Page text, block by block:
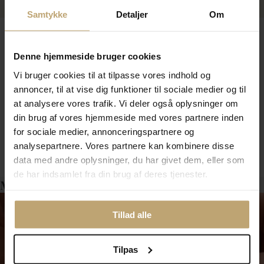
Samtykke Detaljer Om
Denne hjemmeside bruger cookies
Vi bruger cookies til at tilpasse vores indhold og
annoncer, til at vise dig funktioner til sociale medier og til
at analysere vores trafik. Vi deler også oplysninger om
din brug af vores hjemmeside med vores partnere inden
for sociale medier, annonceringspartnere og
analysepartnere. Vores partnere kan kombinere disse
data med andre oplysninger, du har givet dem, eller som
de har indsamlet fra din brug af deres tjenester.
Tillad alle
Tilpas
STINE A ring – kreativt design med
personlighed
En STINE A ring kendetegnes ved sit legende og
feminine udtryk. Designer Stine A Johansen er kendt
for at arbejde med organiske former, farver og
asymmetri, og det afspejles tydeligt i ringene. De er
skabt til at kunne bæres alene eller kombineres i lag
for et mere markant statement.
STINE A ring med sten
sten eller farverige detaljer. En STINE A ring med sten
giver liv til hånden og tilfører et elegant twist til både
hverdag og fest. Stenene er ofte placeret diskret i
designet, så ringen bevarer sit lette og moderne
Vis mere
Måske er det her relevant for dig?